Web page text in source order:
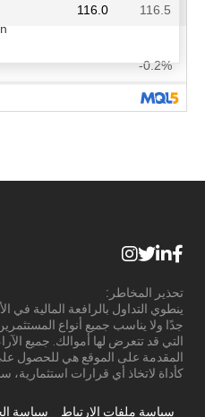
تحذير المخاطر:
ينطوي التداول بالرافعة المالية في
جدًا ولا يناسب جميع أنواع
التي قد تتعرض لها أموالك. جميع
المقدمة على الموقع هي للحصول
كأداة لاتخاذ أي قرارات استثمارية،
سياسة ملفات الارتباط سياسة